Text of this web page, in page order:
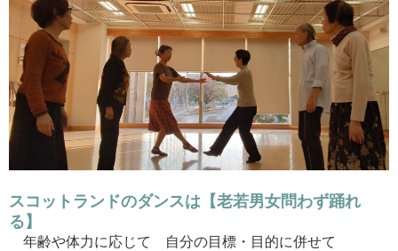
スコットランドのダンスは【老若男女問わず踊れ
る】
年齢や体力に応じて 自分の目標・目的に併せて